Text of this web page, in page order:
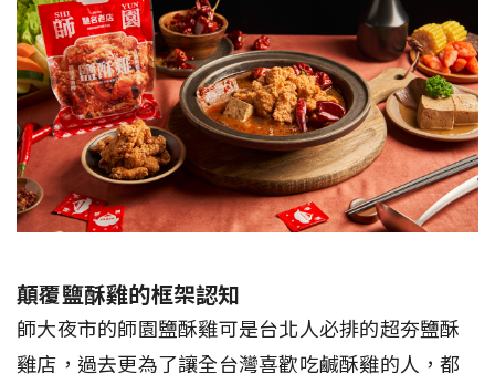
顛覆鹽酥雞的框架認知
師大夜市的師園鹽酥雞可是台北人必排的超夯鹽酥
雞店，過去更為了讓全台灣喜歡吃鹹酥雞的人，都